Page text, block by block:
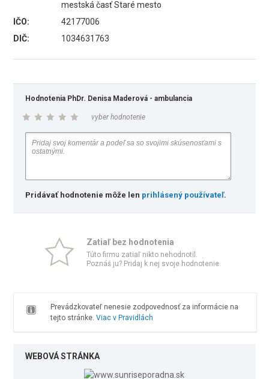
mestská časť Staré mesto
IČO:
42177006
DIČ:
1034631763
Hodnotenia PhDr. Denisa Maderová - ambulancia
vyber hodnotenie
Pridávať hodnotenie môže len prihlásený používateľ.
Zatiaľ bez hodnotenia
Túto firmu zatiaľ nikto nehodnotil.
Poznáš ju? Pridaj k nej svoje hodnotenie.
Prevádzkovateľ nenesie zodpovednosť za informácie na
tejto stránke. Viac v Pravidlách
WEBOVÁ STRÁNKA